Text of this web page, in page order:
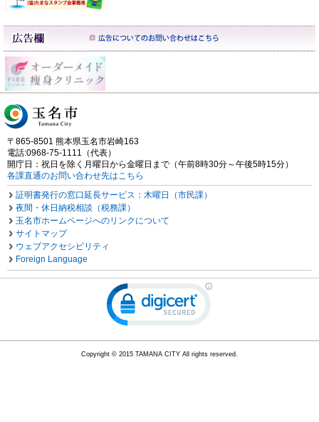
〒865-8501 熊本県玉名市岩崎163
電話:0968-75-1111（代表）
開庁日：祝日を除く月曜日から金曜日まで（午前8時30分～午後5時15分）
各課直通のお問い合わせ先はこちら
証明書発行の窓口延長サービス：木曜日（市民課）
夜間・休日納税相談（税務課）
玉名市ホームページへのリンクについて
サイトマップ
ウェブアクセシビリティ
Foreign Language
Copyright © 2015 TAMANA CITY All rights reserved.